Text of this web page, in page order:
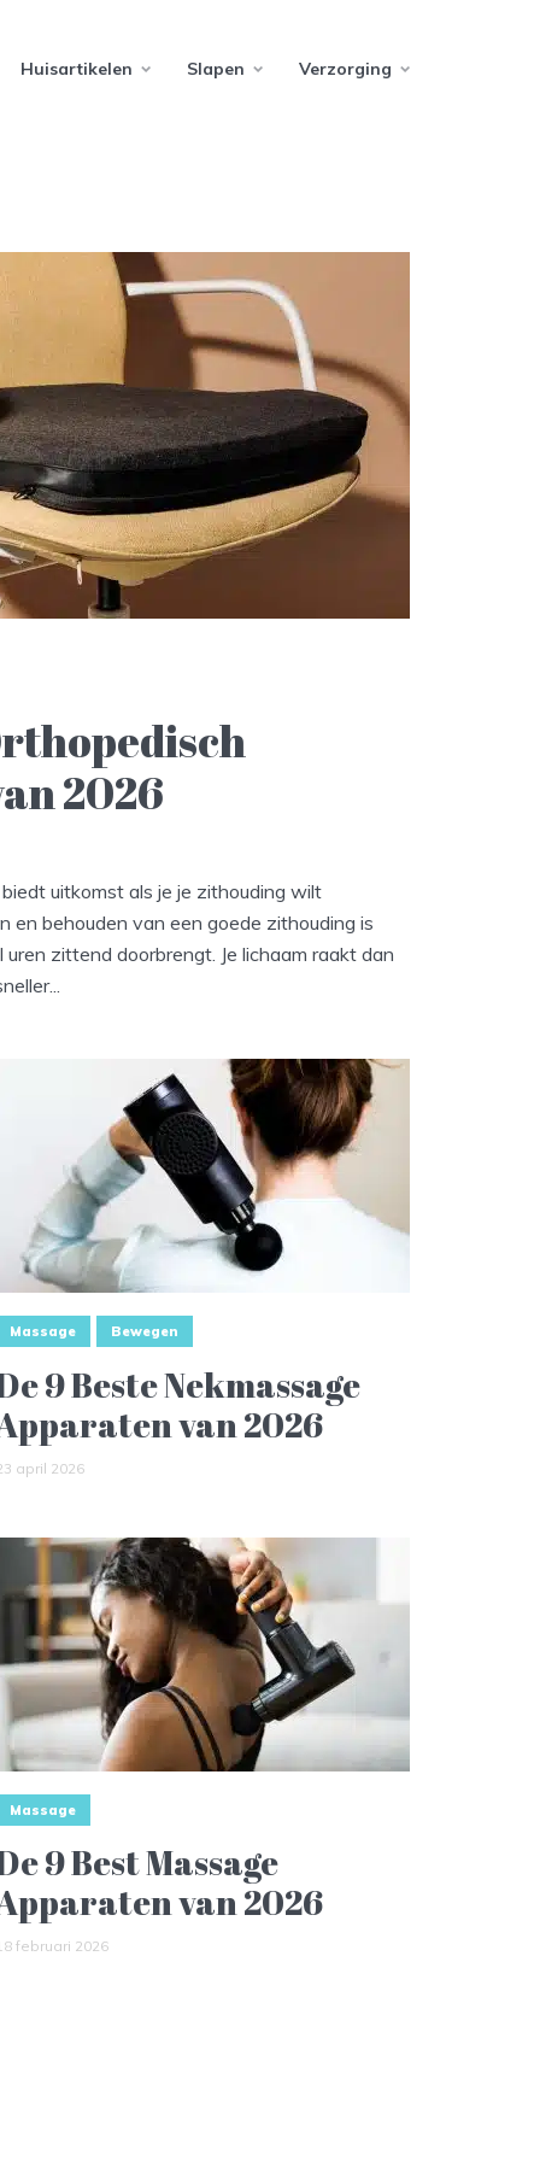
Huisartikelen Slapen Verzorging
2026
uitkomst als je je zithouding wilt
en behouden van een goede zithouding is
zittend doorbrengt. Je lichaam raakt dan
Massage Bewegen
9 Beste Nekmassage
van 2026
april 2026
Massage
9 Best Massage
van 2026
februari 2026